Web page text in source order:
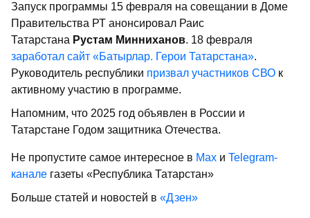
Запуск программы 15 февраля на совещании в Доме
Правительства РТ анонсировал Раис
Татарстана Рустам Минниханов. 18 февраля
заработал сайт «Батырлар. Герои Татарстана».
Руководитель республики призвал участников СВО к
активному участию в программе.
Напомним, что 2025 год объявлен в России и
Татарстане Годом защитника Отечества.
Не пропустите самое интересное в Max и Telegram-
канале газеты «Республика Татарстан»
Больше статей и новостей в «Дзен»